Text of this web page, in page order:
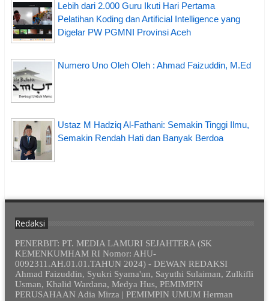
Lebih dari 2.000 Guru Ikuti Hari Pertama
Pelatihan Koding dan Artificial Intelligence yang
Digelar PW PGMNI Provinsi Aceh
Numero Uno Oleh Oleh : Ahmad Faizuddin, M.Ed
Ustaz M Hadziq Al-Fathani: Semakin Tinggi Ilmu,
Semakin Rendah Hati dan Banyak Berdoa
Redaksi
PENERBIT: PT. MEDIA LAMURI SEJAHTERA (SK
KEMENKUMHAM RI Nomor: AHU-
0092311.AH.01.01.TAHUN 2024) - DEWAN REDAKSI
Ahmad Faizuddin, Syukri Syama'un, Sayuthi Sulaiman, Zulkifli
Usman, Khalid Wardana, Medya Hus, PEMIMPIN
PERUSAHAAN Adia Mirza | PEMIMPIN UMUM Herman